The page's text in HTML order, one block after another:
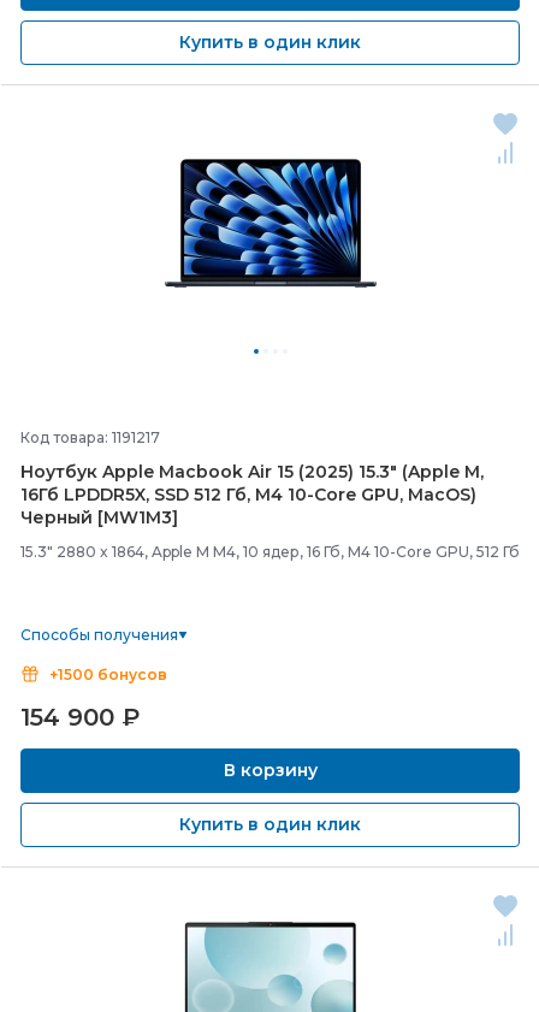
Купить в один клик
Код товара: 1191217
Ноутбук Apple Macbook Air 15 (2025) 15.3" (Apple M,
16Гб LPDDR5X, SSD 512 Гб, M4 10-Core GPU, MacOS)
Черный [MW1M3]
15.3" 2880 x 1864, Apple M M4, 10 ядер, 16 Гб, M4 10-Core GPU, 512 Гб
Способы получения
+1500 бонусов
154 900 ₽
В корзину
Купить в один клик